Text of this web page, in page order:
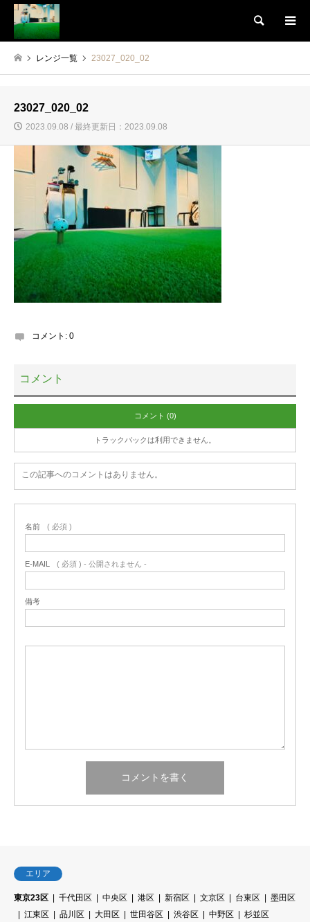
検索
レンジ一覧 23027_020_02
23027_020_02
2023.09.08 / 最終更新日：2023.09.08
コメント: 0
コメント
コメント (0)
トラックバックは利用できません。
この記事へのコメントはありません。
名前 ( 必須 )
E-MAIL ( 必須 ) - 公開されません -
備考
エリア
東京23区 千代田区 中央区 港区 新宿区 文京区 台東区
墨田区
江東区
品川区 大田区 世田谷区 渋谷区 中野区
杉並区